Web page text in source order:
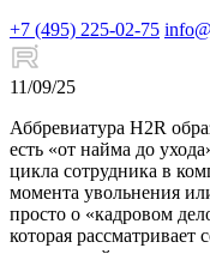
+7 (495) 225-02-75
11/09/25
Аббревиатура H2R
есть «от найма до
цикла сотрудника в
момента увольнения
просто о «кадровом
которая рассматривает